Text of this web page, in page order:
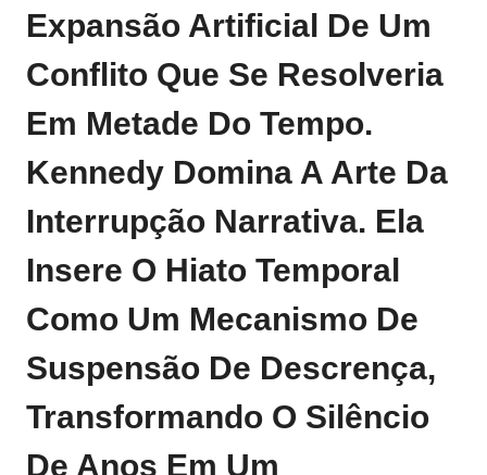
Expansão Artificial De Um
Conflito Que Se Resolveria
Em Metade Do Tempo.
Kennedy Domina A Arte Da
Interrupção Narrativa. Ela
Insere O Hiato Temporal
Como Um Mecanismo De
Suspensão De Descrença,
Transformando O Silêncio
De Anos Em Um